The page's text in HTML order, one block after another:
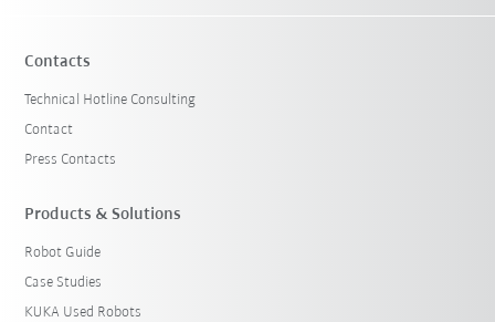
Contacts
Technical Hotline Consulting
Contact
Press Contacts
Products & Solutions
Robot Guide
Case Studies
KUKA Used Robots